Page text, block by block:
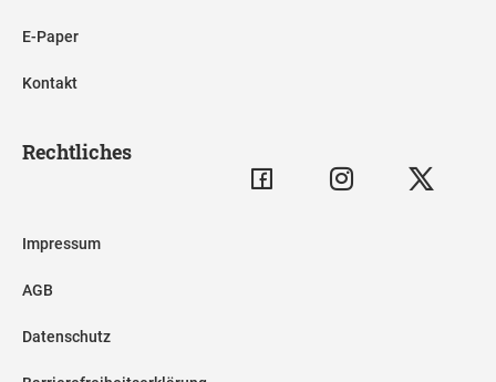
E-Paper
Kontakt
Rechtliches
Impressum
AGB
Datenschutz